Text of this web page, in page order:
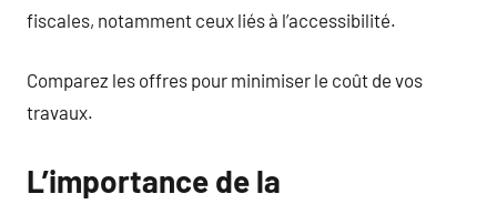
fiscales, notamment ceux liés à l’accessibilité.
Comparez les offres pour minimiser le coût de vos
travaux.
L’importance de la